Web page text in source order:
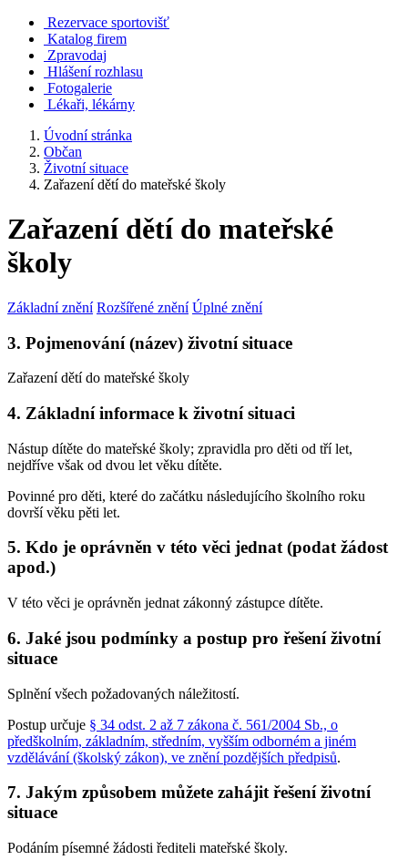
Rezervace sportovišť
Katalog firem
Zpravodaj
Hlášení rozhlasu
Fotogalerie
Lékaři, lékárny
Úvodní stránka
Občan
Životní situace
Zařazení dětí do mateřské školy
Zařazení dětí do mateřské
školy
Základní znění Rozšířené znění Úplné znění
3. Pojmenování (název) životní situace
Zařazení dětí do mateřské školy
4. Základní informace k životní situaci
Nástup dítěte do mateřské školy; zpravidla pro děti od tří let,
nejdříve však od dvou let věku dítěte.
Povinné pro děti, které do začátku následujícího školního roku
dovrší věku pěti let.
5. Kdo je oprávněn v této věci jednat (podat žádost
apod.)
V této věci je oprávněn jednat zákonný zástupce dítěte.
6. Jaké jsou podmínky a postup pro řešení životní
situace
Splnění všech požadovaných náležitostí.
Postup určuje § 34 odst. 2 až 7 zákona č. 561/2004 Sb., o
předškolním, základním, středním, vyšším odborném a jiném
vzdělávání (školský zákon), ve znění pozdějších předpisů.
7. Jakým způsobem můžete zahájit řešení životní
situace
Podáním písemné žádosti řediteli mateřské školy.